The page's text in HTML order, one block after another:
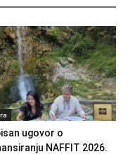
ugovor o
NAFFIT 2026.